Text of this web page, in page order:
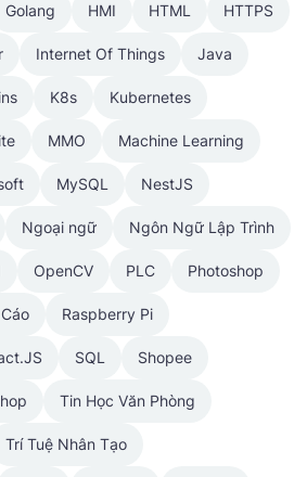
Golang HMI HTML HTTPS
Internet Of Things Java
K8s Kubernetes
MMO Machine Learning
MySQL NestJS
Ngoại ngữ Ngôn Ngữ Lập Trình
OpenCV PLC Photoshop
Raspberry Pi
SQL Shopee
Tin Học Văn Phòng
Trí Tuệ Nhân Tạo